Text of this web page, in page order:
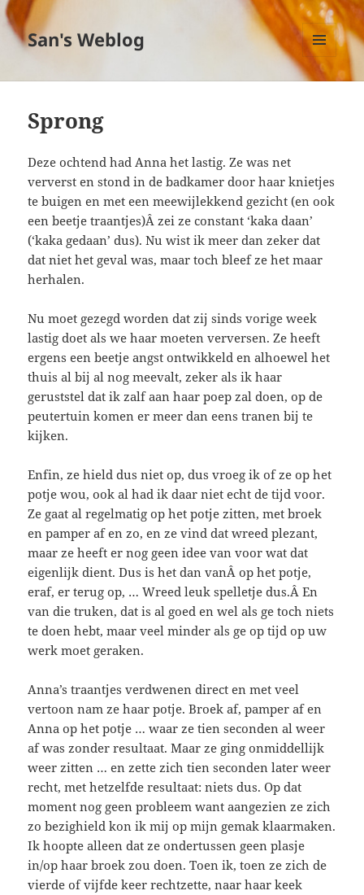
San's Weblog
MENU
EN
Sprong
Deze ochtend had Anna het lastig. Ze was net
ververst en stond in de badkamer door haar knietjes
te buigen en met een meewijlekkend gezicht (en ook
een beetje traantjes)Â zei ze constant ‘kaka daan’
(‘kaka gedaan’ dus). Nu wist ik meer dan zeker dat
dat niet het geval was, maar toch bleef ze het maar
herhalen.
Nu moet gezegd worden dat zij sinds vorige week
lastig doet als we haar moeten verversen. Ze heeft
ergens een beetje angst ontwikkeld en alhoewel het
thuis al bij al nog meevalt, zeker als ik haar
geruststel dat ik zalf aan haar poep zal doen, op de
peutertuin komen er meer dan eens tranen bij te
kijken.
Enfin, ze hield dus niet op, dus vroeg ik of ze op het
potje wou, ook al had ik daar niet echt de tijd voor.
Ze gaat al regelmatig op het potje zitten, met broek
en pamper af en zo, en ze vind dat wreed plezant,
maar ze heeft er nog geen idee van voor wat dat
eigenlijk dient. Dus is het dan vanÂ op het potje,
eraf, er terug op, … Wreed leuk spelletje dus.Â En
van die truken, dat is al goed en wel als ge toch niets
te doen hebt, maar veel minder als ge op tijd op uw
werk moet geraken.
Anna’s traantjes verdwenen direct en met veel
vertoon nam ze haar potje. Broek af, pamper af en
Anna op het potje … waar ze tien seconden al weer
af was zonder resultaat. Maar ze ging onmiddellijk
weer zitten … en zette zich tien seconden later weer
recht, met hetzelfde resultaat: niets dus. Op dat
moment nog geen probleem want aangezien ze zich
zo bezighield kon ik mij op mijn gemak klaarmaken.
Ik hoopte alleen dat ze ondertussen geen plasje
in/op haar broek zou doen. Toen ik, toen ze zich de
vierde of vijfde keer rechtzette, naar haar keek